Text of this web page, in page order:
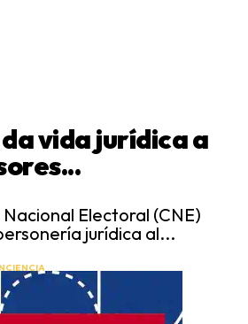
da vida jurídica a
Nacional Electoral (CNE)
jurídica al...